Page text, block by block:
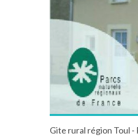
Gite rural région Toul -